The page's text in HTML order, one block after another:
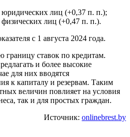
юридических лиц (+0,37 п. п.);
лиц (+0,47 п. п.).
с 1 августа 2024 года.
ставок по кредитам.
и более высокие
для них вводятся
к капиталу и резервам. Таким
величин повлияет на условия
так и для простых граждан.
Источник: onlinebrest.by